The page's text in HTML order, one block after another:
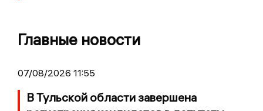
Главные новости
07/08/2026 11:55
В Тульской области завершена